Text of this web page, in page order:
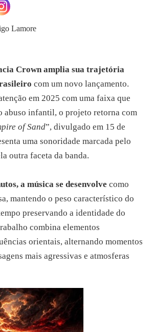
Lamore
Crown amplia sua trajetória
com um novo lançamento.
em 2025 com uma faixa que
abuso infantil, o projeto retorna com
of Sand”, divulgado em 15 de
uma sonoridade marcada pelo
outra faceta da banda.
a música se desenvolve como
mantendo o peso característico do
preservando a identidade do
combina elementos
orientais, alternando momentos
mais agressivas e atmosferas